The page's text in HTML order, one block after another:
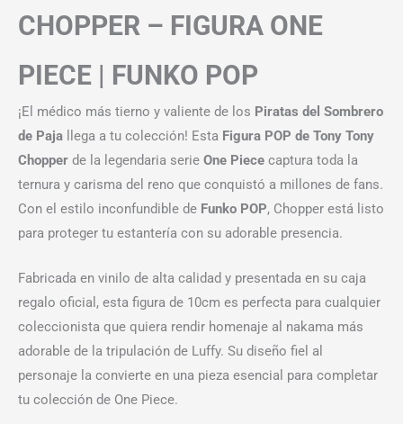
CHOPPER – FIGURA ONE
PIECE | FUNKO POP
¡El médico más tierno y valiente de los Piratas del Sombrero
de Paja llega a tu colección! Esta Figura POP de Tony Tony
Chopper de la legendaria serie One Piece captura toda la
ternura y carisma del reno que conquistó a millones de fans.
Con el estilo inconfundible de Funko POP, Chopper está listo
para proteger tu estantería con su adorable presencia.
Fabricada en vinilo de alta calidad y presentada en su caja
regalo oficial, esta figura de 10cm es perfecta para cualquier
coleccionista que quiera rendir homenaje al nakama más
adorable de la tripulación de Luffy. Su diseño fiel al
personaje la convierte en una pieza esencial para completar
tu colección de One Piece.